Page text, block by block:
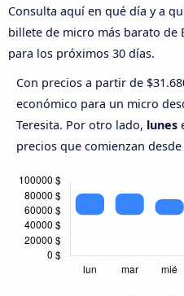
Consulta aquí en qué día y a
billete de micro más barato de
para los próximos 30 días.
Con precios a partir de
económico para un micro
Teresita. Por otro lado, lunes
precios que comienzan desde